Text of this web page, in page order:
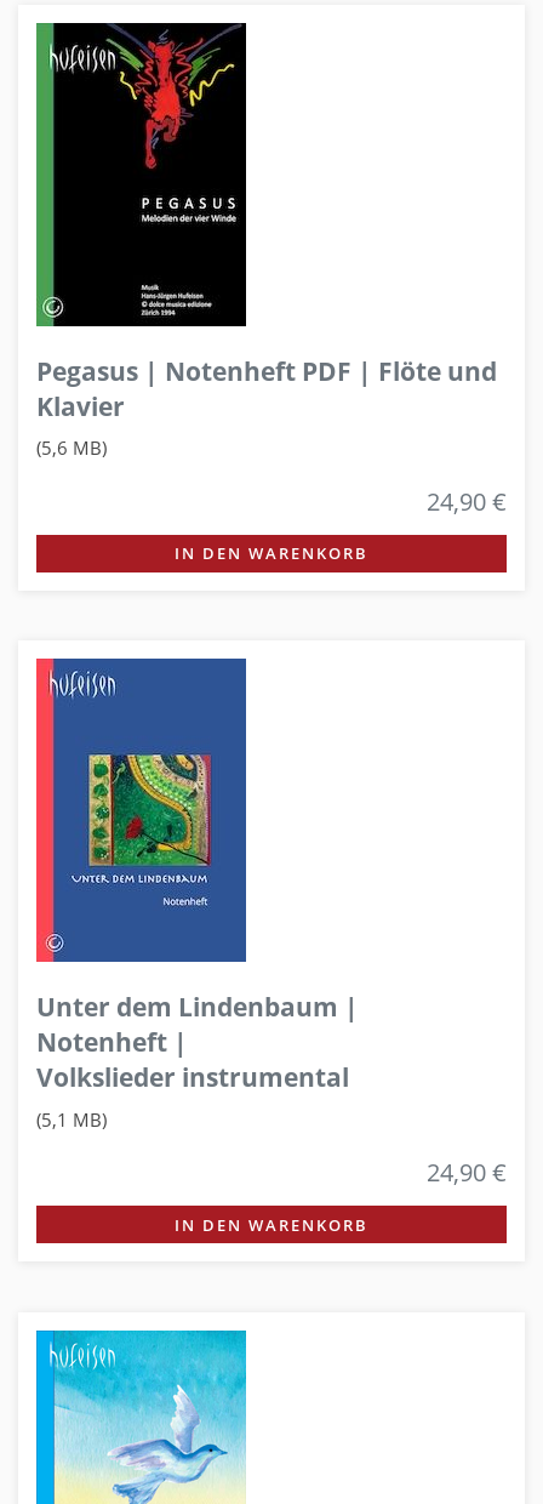
Pegasus | Notenheft PDF | Flöte und
Klavier
(5,6 MB)
24,90 €
IN DEN WARENKORB
Unter dem Lindenbaum |
Notenheft |
Volkslieder instrumental
(5,1 MB)
24,90 €
IN DEN WARENKORB